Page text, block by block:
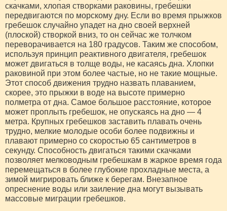
скачками, хлопая створками раковины, гребешки
передвигаются по морскому дну. Если во время прыжков
гребешок случайно упадет на дно своей верхней
(плоской) створкой вниз, то он сейчас же толчком
переворачивается на 180 градусов. Таким же способом,
используя принцип реактивного двигателя, гребешок
может двигаться в толще воды, не касаясь дна. Хлопки
раковиной при этом более частые, но не такие мощные.
Этот способ движения трудно назвать плаванием,
скорее, это прыжки в воде на высоте примерно
полметра от дна. Самое большое расстояние, которое
может проплыть гребешок, не опускаясь на дно — 4
метра. Крупных гребешков заставить плавать очень
трудно, мелкие молодые особи более подвижны и
плавают примерно со скоростью 65 сантиметров в
секунду. Способность двигаться такими скачками
позволяет мелководным гребешкам в жаркое время года
перемещаться в более глубокие прохладные места, а
зимой мигрировать ближе к берегам. Внезапное
опреснение воды или заиление дна могут вызывать
массовые миграции гребешков.